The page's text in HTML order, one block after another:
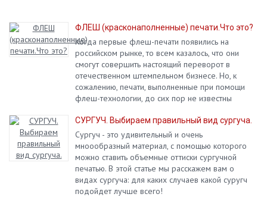
ФЛЕШ (красконаполненные) печати.Что это?
Когда первые флеш-печати появились на
российском рынке, то всем казалось, что они
смогут совершить настоящий переворот в
отечественном штемпельном бизнесе. Но, к
сожалению, печати, выполненные при помощи
флеш-технологии, до сих пор не известны
СУРГУЧ. Выбираем правильный вид сургуча.
Сургуч - это удивительный и очень
мноообразный материал, с помощью которого
можно ставить объемные оттиски сургучной
печатью. В этой статье мы расскажем вам о
видах сургуча: для каких случаев какой суругч
подойдет лучше всего!